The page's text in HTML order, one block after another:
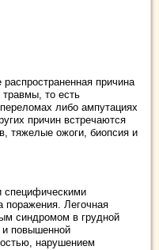
причина
то есть
либо ампутациях
причин встречаются
тяжелые ожоги, биопсия и
специфическими
поражения. Легочная
синдромом в грудной
и повышенной
нарушением